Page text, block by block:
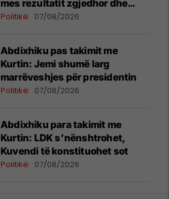
mes rezultatit zgjedhor dhe
kërkesave të LDK-së
Politikë 07/08/2026
Abdixhiku pas takimit me
Kurtin: Jemi shumë larg
marrëveshjes për presidentin
Politikë 07/08/2026
Abdixhiku para takimit me
Kurtin: LDK s’nënshtrohet,
Kuvendi të konstituohet sot
Politikë 07/08/2026